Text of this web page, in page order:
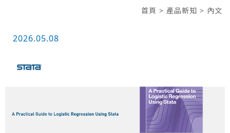
首頁 > 產品新知 > 內文
2026.05.08